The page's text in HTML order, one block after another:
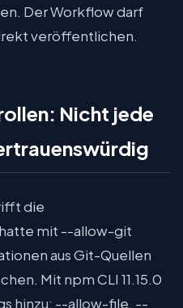
Der Workflow darf
veröffentlichen.
Nicht jede
die
mit --allow-git
aus Git-Quellen
Mit npm CLI 11.15.0
hinzu: --allow-file, --